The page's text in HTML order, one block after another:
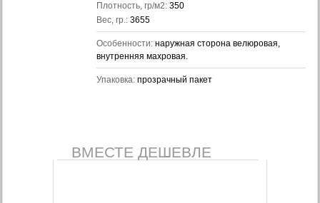
Плотность, гр/м2: 350
Вес, гр.: 3655
Особенности: наружная сторона велюровая,
внутренняя махровая.
Упаковка: прозрачный пакет
ВМЕСТЕ ДЕШЕВЛЕ